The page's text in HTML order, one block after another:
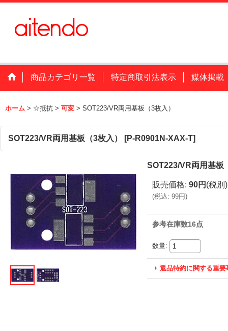
商品カテゴリ一覧 特定商取引法表示 媒体掲載
ホーム > ☆抵抗 > 可変 > SOT223/VR両用基板（3枚入）
SOT223/VR両用基板（3枚入） [P-R0901N-XAX-T]
SOT223/VR両用基板
販売価格: 90円 (税別)
(税込: 99円)
参考在庫数16点
数量:
返品特約に関する重要